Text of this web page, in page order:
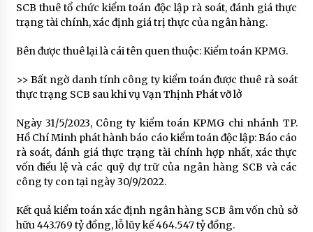
SCB thuê tổ chức kiểm toán độc lập rà soát, đánh giá thực
trạng tài chính, xác định giá trị thực của ngân hàng.
Bên được thuê lại là cái tên quen thuộc: Kiểm toán KPMG.
>> Bất ngờ danh tính công ty kiểm toán được thuê rà soát
thực trạng SCB sau khi vụ Vạn Thịnh Phát vỡ lở
Ngày 31/5/2023, Công ty kiểm toán KPMG chi nhánh TP.
Hồ Chí Minh phát hành báo cáo kiểm toán độc lập: Báo cáo
rà soát, đánh giá thực trạng tài chính hợp nhất, xác thực
vốn điều lệ và các quỹ dự trữ của ngân hàng SCB và các
công ty con tại ngày 30/9/2022.
Kết quả kiểm toán xác định ngân hàng SCB âm vốn chủ sở
hữu 443.769 tỷ đồng, lỗ lũy kế 464.547 tỷ đồng.